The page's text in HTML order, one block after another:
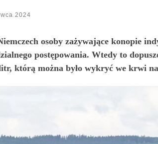
2024
osoby zażywające konopie
postępowania. Wtedy to
którą można było wykryć we krwi